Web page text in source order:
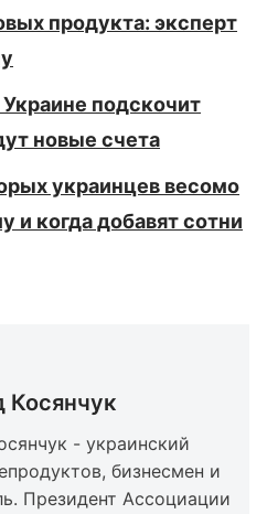
продукта: эксперт
подскочит
новые счета
украинцев весомо
и когда добавят сотни
Косянчук
- украинский
бизнесмен и
Президент Ассоциации